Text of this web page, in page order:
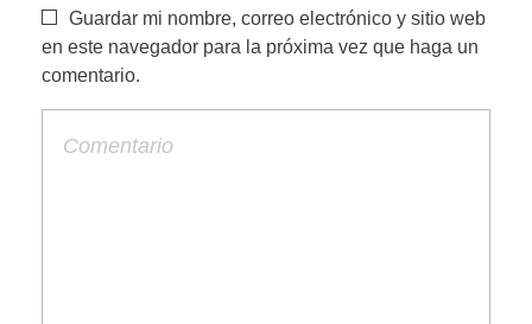
Guardar mi nombre, correo electrónico y sitio web
en este navegador para la próxima vez que haga un
comentario.